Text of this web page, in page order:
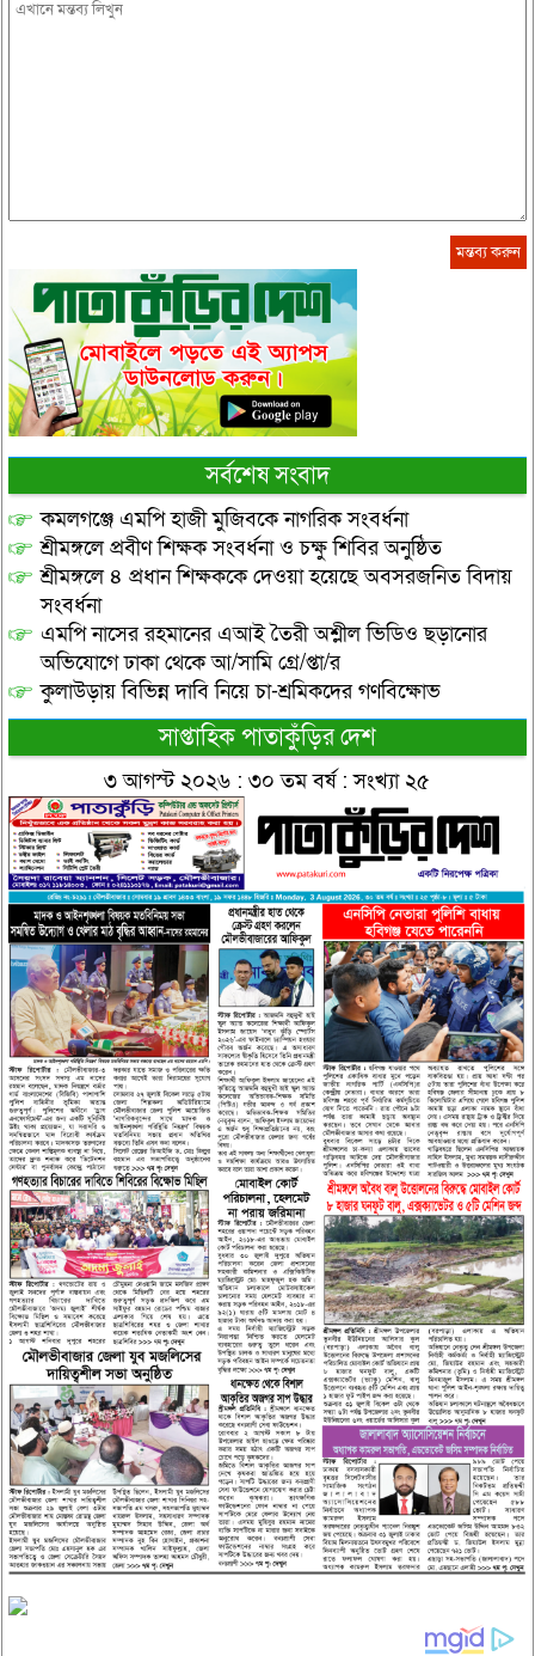
সর্বশেষ সংবাদ
কমলগঞ্জে এমপি হাজী মুজিবকে নাগরিক সংবর্ধনা
শ্রীমঙ্গলে প্রবীণ শিক্ষক সংবর্ধনা ও চক্ষু শিবির অনুষ্ঠিত
শ্রীমঙ্গলে ৪ প্রধান শিক্ষককে দেওয়া হয়েছে অবসরজনিত বিদায়
সংবর্ধনা
এমপি নাসের রহমানের এআই তৈরী অশ্লীল ভিডিও ছড়ানোর
অভিযোগে ঢাকা থেকে আ/সামি গ্রে/প্তা/র
কুলাউড়ায় বিভিন্ন দাবি নিয়ে চা-শ্রমিকদের গণবিক্ষোভ
সাপ্তাহিক পাতাকুঁড়ির দেশ
৩ আগস্ট ২০২৬ : ৩০ তম বর্ষ : সংখ্যা ২৫